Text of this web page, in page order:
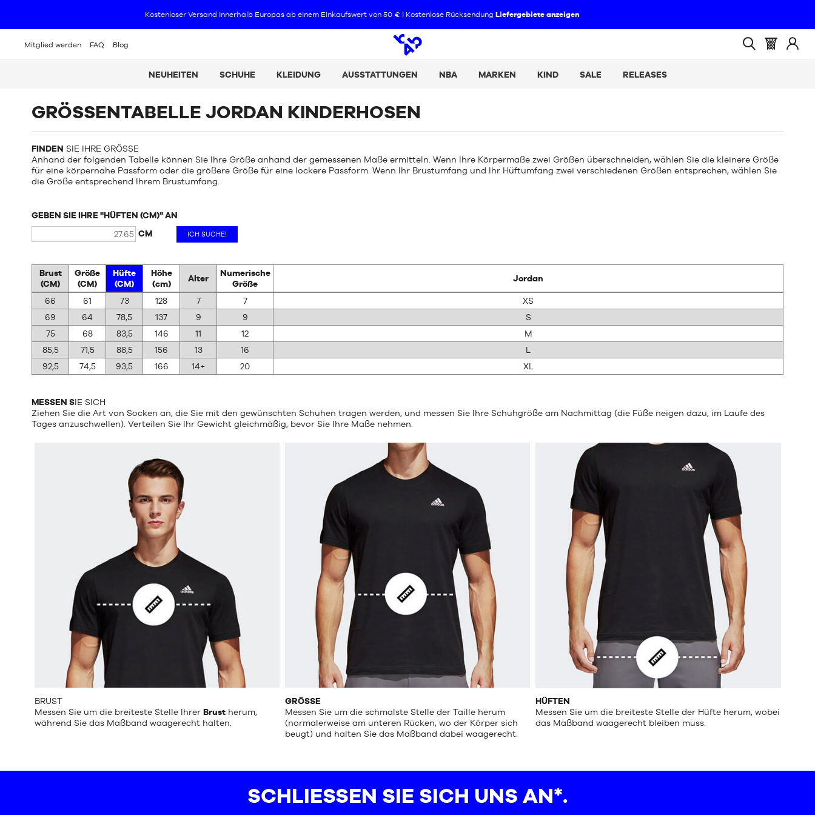
Bezahl deine Einkäufe in 2, 3 oder 4 Raten mit Alma :+ Details
Mitglied werden FAQ Blog
NEUHEITEN SCHUHE KLEIDUNG AUSSTATTUNGEN NBA MARKEN KIND SALE RELEASES
GRÖSSENTABELLE JORDAN KINDERHOSEN
FINDEN SIE IHRE GRÖSSE
Anhand der folgenden Tabelle können Sie Ihre Größe anhand der gemessenen Maße ermitteln. Wenn Ihre Körpermaße zwei Größen überschneiden, wählen Sie die kleinere Größe
für eine körpernahe Passform oder die größere Größe für eine lockere Passform. Wenn Ihr Brustumfang und Ihr Hüftumfang zwei verschiedenen Größen entsprechen, wählen Sie
die Größe entsprechend Ihrem Brustumfang.
GEBEN SIE IHRE "HÜFTEN (CM)" AN
CM
ICH SUCHE!
Brust
(CM)
Größe
(CM)
Hüfte
(CM)
Höhe
(cm)
Alter
Numerische
Größe
Jordan
EUR66 61 73 128 7 7
XS
69
64 78,5 137 9 9
S
75
68 83,5 146 11 12
M
85,5
71,5 88,5 156 13 16
L
92,5
74,5 93,5 166 14+ 20 XL
MESSEN SIE SICH
Ziehen Sie die Art von Socken an, die Sie mit den gewünschten Schuhen tragen werden, und messen Sie Ihre Schuhgröße am Nachmittag (die Füße neigen dazu, im Laufe des
Tages anzuschwellen). Verteilen Sie Ihr Gewicht gleichmäßig, bevor Sie Ihre Maße nehmen.
BRUST
Messen Sie um die breiteste Stelle Ihrer Brustherum,
während Sie das Maßband waagerecht halten.
GRÖSSE
Messen Sie um die schmalste Stelle der Taille herum
(normalerweise am unteren Rücken, wo der Körper sich
beugt) und halten Sie das Maßband dabei waagerecht.
HÜFTEN
Messen Sie um die breiteste Stelle der Hüfte herum, wobei
das Maßband waagerecht bleiben muss.
SCHLIESSEN SIE SICH UNS AN*.